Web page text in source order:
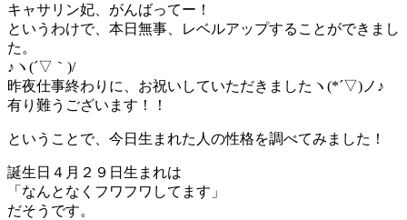
キャサリン妃、がんばってー！
というわけで、本日無事、レベルアップすることができまし
た。
♪ヽ(´▽｀)/
昨夜仕事終わりに、お祝いしていただきましたヽ(*´▽)ノ♪
有り難うございます！！
ということで、今日生まれた人の性格を調べてみました！
誕生日４月２９日生まれは
「なんとなくフワフワしてます」
だそうです。